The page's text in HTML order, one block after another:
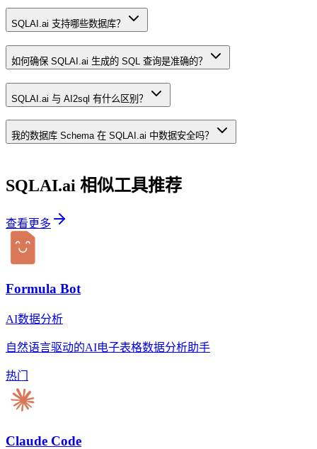
SQLAI.ai 支持哪些数据库？
如何确保 SQLAI.ai 生成的 SQL 查询是准确的？
SQLAI.ai 与 AI2sql 有什么区别？
我的数据库 Schema 在 SQLAI.ai 中数据安全吗？
SQLAI.ai 相似工具推荐
查看更多
Formula Bot
AI数据分析
自然语言驱动的AI电子表格数据分析助手
热门
Claude Code